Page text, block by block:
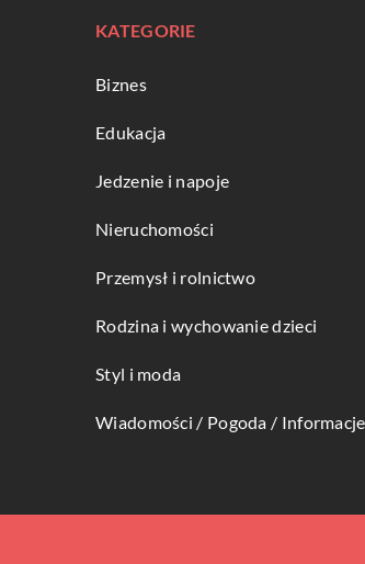
KATEGORIE
Biznes
Edukacja
Jedzenie i napoje
Nieruchomości
Przemysł i rolnictwo
Rodzina i wychowanie dzieci
Styl i moda
Wiadomości / Pogoda / Informacje